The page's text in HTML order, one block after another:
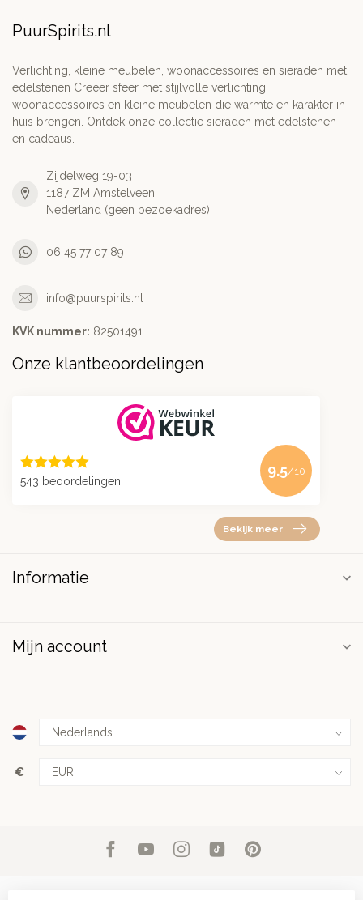
PuurSpirits.nl
Verlichting, kleine meubelen, woonaccessoires en sieraden met
edelstenen Creëer sfeer met stijlvolle verlichting,
woonaccessoires en kleine meubelen die warmte en karakter in
huis brengen. Ontdek onze collectie sieraden met edelstenen
en cadeaus.
Zijdelweg 19-03
1187 ZM Amstelveen
Nederland (geen bezoekadres)
06 45 77 07 89
info@puurspirits.nl
KVK nummer: 82501491
Onze klantbeoordelingen
543 beoordelingen
9.5/10
Bekijk meer
Informatie
Mijn account
€